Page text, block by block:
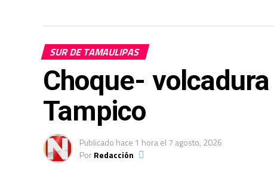
SUR DE TAMAULIPAS
Choque-
Tampico
Publicado hace 1 horael 7 agosto, 2026
PorRedacción